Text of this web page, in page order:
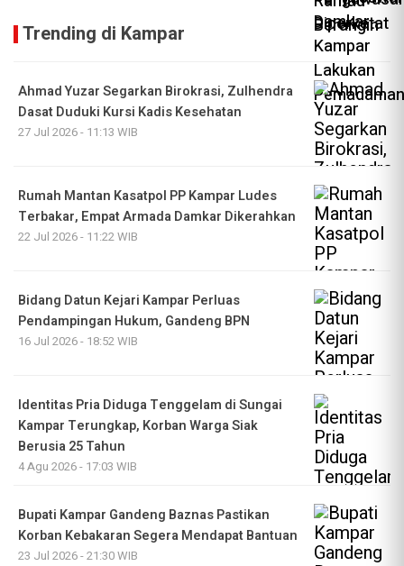
Trending di Kampar
Ahmad Yuzar Segarkan Birokrasi, Zulhendra
Dasat Duduki Kursi Kadis Kesehatan
27 Jul 2026 - 11:13 WIB
Rumah Mantan Kasatpol PP Kampar Ludes
Terbakar, Empat Armada Damkar Dikerahkan
22 Jul 2026 - 11:22 WIB
Bidang Datun Kejari Kampar Perluas
Pendampingan Hukum, Gandeng BPN
16 Jul 2026 - 18:52 WIB
Identitas Pria Diduga Tenggelam di Sungai
Kampar Terungkap, Korban Warga Siak
Berusia 25 Tahun
4 Agu 2026 - 17:03 WIB
Bupati Kampar Gandeng Baznas Pastikan
Korban Kebakaran Segera Mendapat Bantuan
23 Jul 2026 - 21:30 WIB